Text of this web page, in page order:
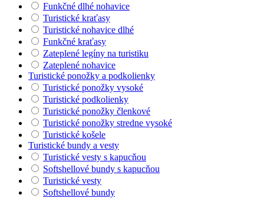
Funkčné dlhé nohavice
Turistické kraťasy
Turistické nohavice dlhé
Funkčné kraťasy
Zateplené legíny na turistiku
Zateplené nohavice
Turistické ponožky a podkolienky
Turistické ponožky vysoké
Turistické podkolienky
Turistické ponožky členkové
Turistické ponožky stredne vysoké
Turistické košele
Turistické bundy a vesty
Turistické vesty s kapucňou
Softshellové bundy s kapucňou
Turistické vesty
Softshellové bundy